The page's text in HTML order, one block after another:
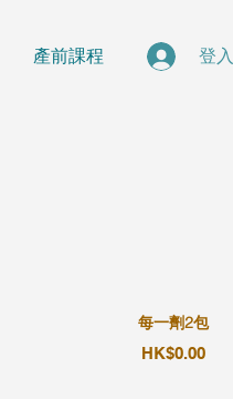
產前課程 登入
每一劑2包
HK$0.00